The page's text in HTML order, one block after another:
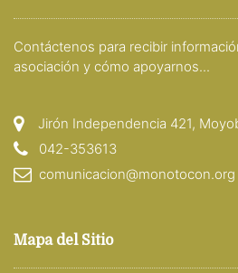
Contáctenos para recibir
asociación y cómo apoyarnos...
Jirón Independencia 421,
042-353613
comunicacion@monotocon.org
Mapa del Sitio